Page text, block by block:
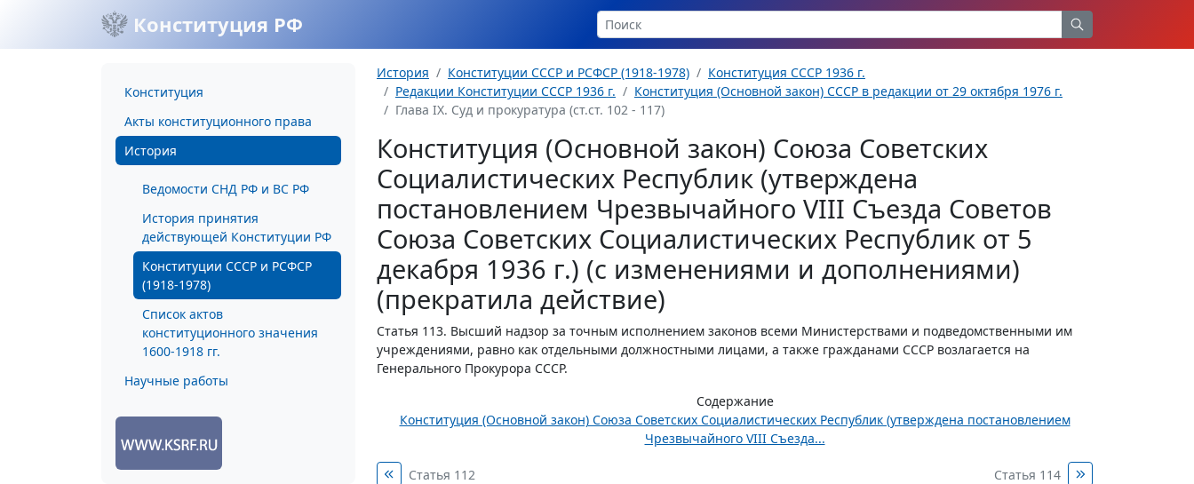
Конституция РФ
Конституция
Акты конституционного права
История
Ведомости СНД РФ и ВС РФ
История принятия
действующей Конституции РФ
Конституции СССР и РСФСР
(1918-1978)
Список актов
конституционного значения
1600-1918 гг.
Научные работы
История Конституции СССР и РСФСР (1918-1978)
Конституция СССР 1936 г.
Редакции Конституции СССР 1936 г.
Конституция (Основной закон) СССР в редакции от 29 октября 1976 г.
Глава IX. Суд и прокуратура (ст.ст. 102 - 117)
Конституция (Основной закон) Союза Советских
Социалистических Республик (утверждена
постановлением Чрезвычайного VIII Съезда Советов
Союза Советских Социалистических Республик от 5
декабря 1936 г.) (с изменениями и дополнениями)
(прекратила действие)
Статья 113. Высший надзор за точным исполнением законов всеми Министерствами и подведомственными им
учреждениями, равно как отдельными должностными лицами, а также гражданами СССР возлагается на
Генерального Прокурора СССР.
Содержание
Конституция (Основной закон) Союза Советских Социалистических Республик (утверждена постановлением
Чрезвычайного VIII Съезда...
Статья 112 Статья 114